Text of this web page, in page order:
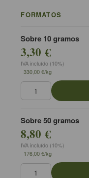
FORMATOS
Sobre 10 gramos
3,30 €
IVA incluído (10%)
330,00 €/kg
Sobre 50 gramos
8,80 €
IVA incluído (10%)
176,00 €/kg